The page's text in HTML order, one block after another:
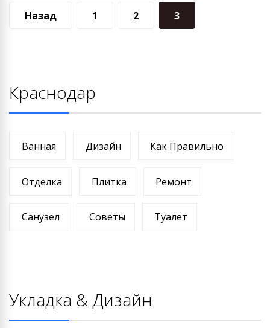
Навигация
Назад 1 2 3
Краснодар
Ванная Дизайн Как Правильно
Отделка Плитка Ремонт
Санузел Советы Туалет
Укладка & Дизайн